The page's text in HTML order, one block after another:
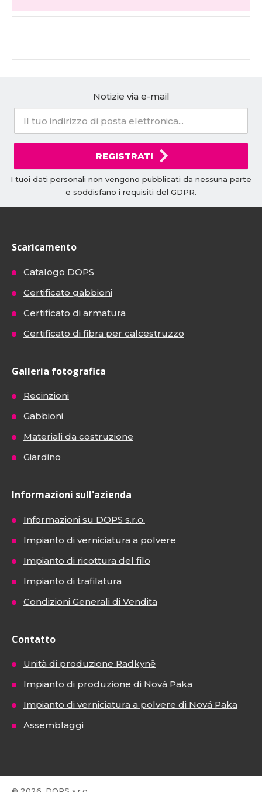
Notizie via e-mail
REGISTRATI
I tuoi dati personali non vengono pubblicati da nessuna parte
e soddisfano i requisiti del GDPR.
Scaricamento
Catalogo DOPS
Certificato gabbioni
Certificato di armatura
Certificato di fibra per calcestruzzo
Galleria fotografica
Recinzioni
Gabbioni
Materiali da costruzione
Giardino
Informazioni sull'azienda
Informazioni su DOPS s.r.o.
Impianto di verniciatura a polvere
Impianto di ricottura del filo
Impianto di trafilatura
Condizioni Generali di Vendita
Contatto
Unità di produzione Radkyně
Impianto di produzione di Nová Paka
Impianto di verniciatura a polvere di Nová Paka
Assemblaggi